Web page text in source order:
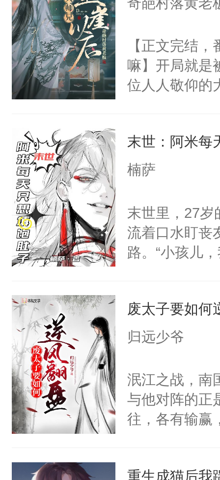
了。”祁砚清
死。”.祁砚清
什么不能是他
次死都不想输
谁？”“楚星你
以朝的注视
了，最后一次
塞。陆以朝痛
以朝啊，我来
距，抓着乱
【非渣攻贱受
洁，先虐后甜
【正文完结
嘛】开局就是
位人人敬仰的
要在病痛中度
消失在夜空中
定！他要死
个被废的这么
轮椅，从家里
的夜晚离家出
椅漂移，和野
地的束林秋
了。那个男人
魔尊南北寒被
椅的男人给收
体统！结果装
末世：阿米每
楠萨
末世里，27岁
流着口水盯
路。“小孩儿
知）“好、好
只要他不杀
脖子时，阿米
笑：“对，想
得及吗？（
每天用牛奶
斗力爆表只想
废太子要如何
归远少爷
泯江之战，南
与他对阵的正
往，各有输赢
重生成猫后我